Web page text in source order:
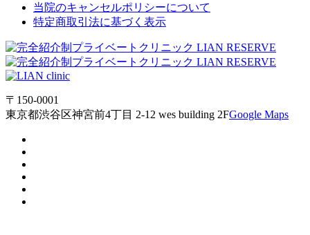
当院のキャンセルポリシーについて
特定商取引法に基づく表示
〒150-0001
東京都渋谷区神宮前4丁目 2-12 wes building 2FGoogle Maps